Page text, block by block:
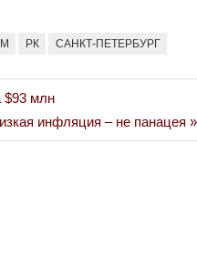
РК САНКТ-ПЕТЕРБУРГ
$93 млн
инфляция – не панацея